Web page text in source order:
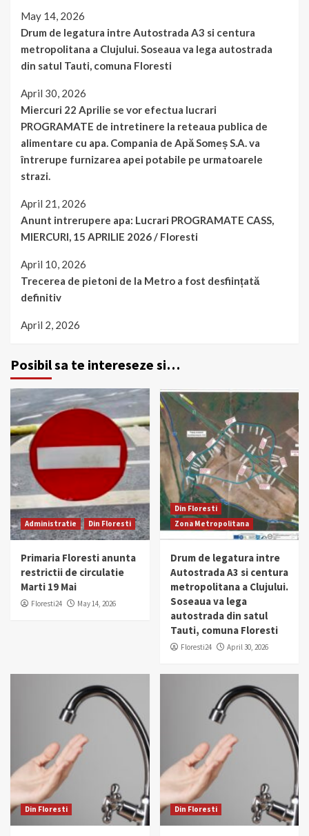
May 14, 2026
Drum de legatura intre Autostrada A3 si centura
metropolitana a Clujului. Soseaua va lega autostrada
din satul Tauti, comuna Floresti
April 30, 2026
Miercuri 22 Aprilie se vor efectua lucrari
PROGRAMATE de intretinere la reteaua publica de
alimentare cu apa. Compania de Apă Someș S.A. va
întrerupe furnizarea apei potabile pe urmatoarele
strazi.
April 21, 2026
Anunt intrerupere apa: Lucrari PROGRAMATE CASS,
MIERCURI, 15 APRILIE 2026 / Floresti
April 10, 2026
Trecerea de pietoni de la Metro a fost desființată
definitiv
April 2, 2026
Posibil sa te intereseze si…
Administratie Din Floresti
Primaria Floresti anunta
restrictii de circulatie
Marti 19 Mai
Floresti24 May 14, 2026
Din Floresti
Zona Metropolitana
Drum de legatura intre
Autostrada A3 si centura
metropolitana a Clujului.
Soseaua va lega
autostrada din satul
Tauti, comuna Floresti
Floresti24 April 30, 2026
Din Floresti Din Floresti